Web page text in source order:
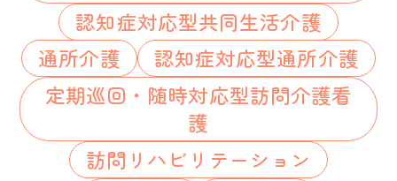
認知症対応型共同生活介護
通所介護
認知症対応型通所介護
定期巡回・随時対応型訪問介護看
護
訪問リハビリテーション